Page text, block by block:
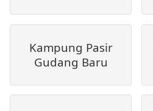
Kampung Pasir
Gudang Baru